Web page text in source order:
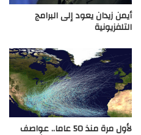
أيمن زيدان يعود إلى البرامج
التلفزيونية
لأول مرة منذ 50 عاما.. عواصف